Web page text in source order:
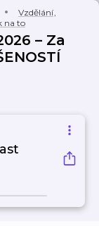
Vzdělání,
na to
– Za